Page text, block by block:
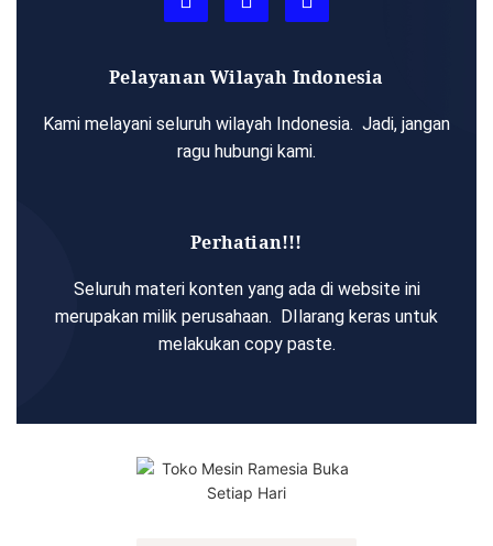
Pelayanan Wilayah Indonesia
Kami melayani seluruh wilayah Indonesia. Jadi, jangan
ragu hubungi kami.
Perhatian!!!
Seluruh materi konten yang ada di website ini
merupakan milik perusahaan. DIlarang keras untuk
melakukan copy paste.